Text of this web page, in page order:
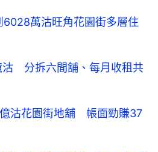
6028萬沽旺角花園街多層住
沽 分拆六間舖、每月收租共
億沽花園街地舖 帳面勁賺37